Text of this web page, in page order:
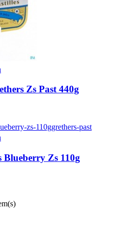
Zs Past 440g
Blueberry Zs 110g